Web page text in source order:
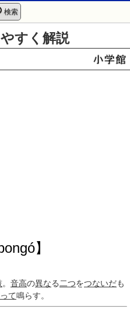
検索
すく解説
】
。 音高の異なる 二つをつないだも
て鳴らす。